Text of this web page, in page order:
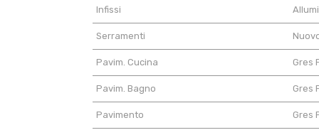
Infissi
Serramenti
Pavim. Cucina Gres
Pavim. Bagno Gres
Pavimento Gres